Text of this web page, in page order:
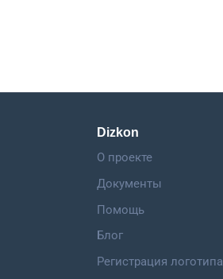
Dizkon
О проекте
Документы
Помощь
Блог
Регистрация логотипа